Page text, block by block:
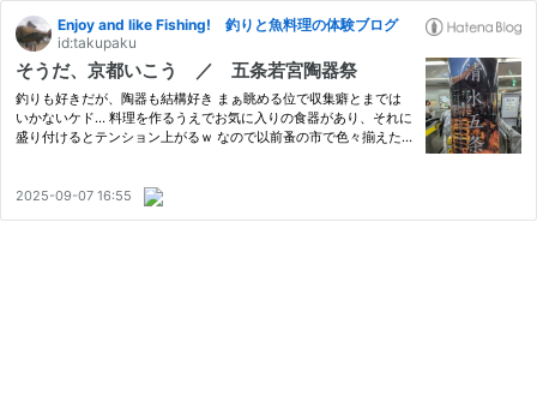
Enjoy and like Fishing! 釣りと魚料理の体験ブログ
id:takupaku
そうだ、京都いこう ／ 五条若宮陶器祭
釣りも好きだが、陶器も結構好き まぁ眺める位で収集癖とまでは
いかないケド… 料理を作るうえでお気に入りの食器があり、それに
盛り付けるとテンション上がるｗ なので以前蚤の市で色々揃えた a
2025-09-07 16:55